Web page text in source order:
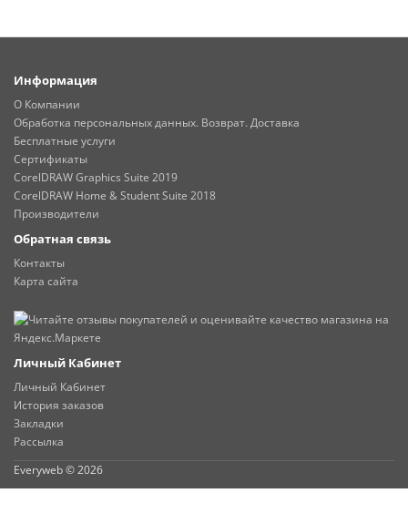
Информация
О Компании
Обработка персональных данных. Возврат. Доставка
Бесплатные услуги
Сертификаты
CorelDRAW Graphics Suite 2019
CorelDRAW Home & Student Suite 2018
Производители
Обратная связь
Контакты
Карта сайта
Личный Кабинет
Личный Кабинет
История заказов
Закладки
Рассылка
Everyweb © 2026